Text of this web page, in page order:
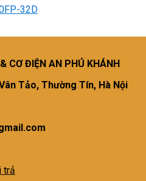
32D
CƠ ĐIỆN AN PHÚ KHÁNH
Tảo, Thường Tín, Hà Nội
trả